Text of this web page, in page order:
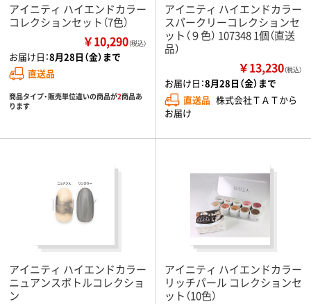
アイニティ ハイエンドカラー
コレクションセット（7色）
￥10,290（税込）
お届け日：8月28日（金）まで
直送品
商品タイプ・販売単位違いの商品が2商品あ
ります
アイニティ ハイエンドカラー
スパークリーコレクションセ
ット（９色） 107348 1個（直送
品）
￥13,230（税込）
お届け日：8月28日（金）まで
直送品 株式会社ＴＡＴから
お届け
アイニティ ハイエンドカラー
ニュアンスボトルコレクショ
ン
アイニティ ハイエンドカラー
リッチパール コレクションセ
ット（10色）